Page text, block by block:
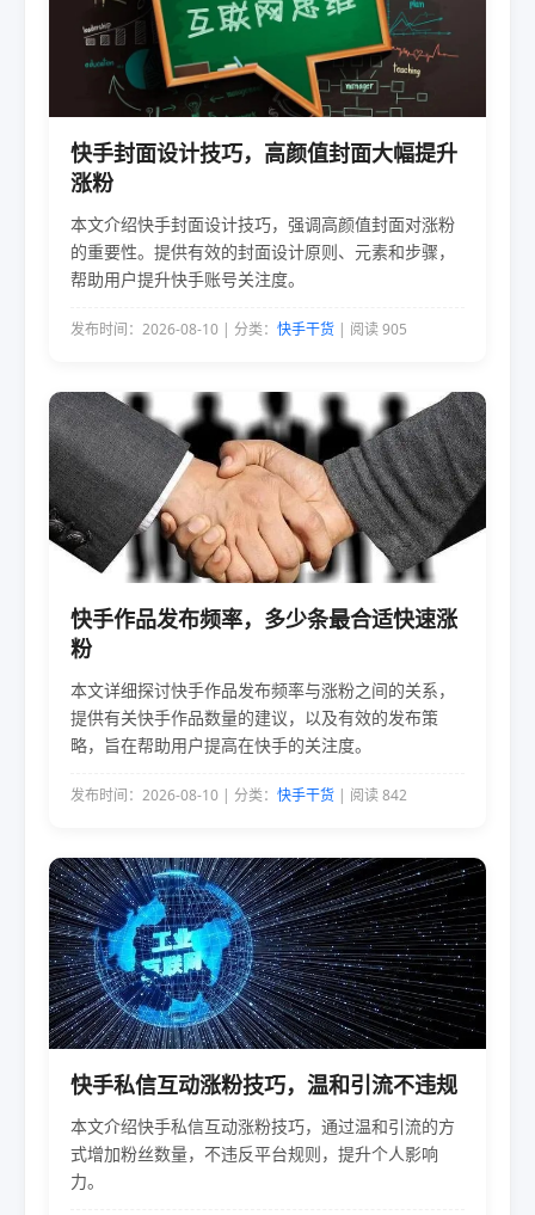
快手封面设计技巧，高颜值封面大幅提升
涨粉
本文介绍快手封面设计技巧，强调高颜值封面对涨粉
的重要性。提供有效的封面设计原则、元素和步骤，
帮助用户提升快手账号关注度。
发布时间：2026-08-10 | 分类： 快手干货 | 阅读 905
快手作品发布频率，多少条最合适快速涨
粉
本文详细探讨快手作品发布频率与涨粉之间的关系，
提供有关快手作品数量的建议，以及有效的发布策
略，旨在帮助用户提高在快手的关注度。
发布时间：2026-08-10 | 分类： 快手干货 | 阅读 842
快手私信互动涨粉技巧，温和引流不违规
本文介绍快手私信互动涨粉技巧，通过温和引流的方
式增加粉丝数量，不违反平台规则，提升个人影响
力。